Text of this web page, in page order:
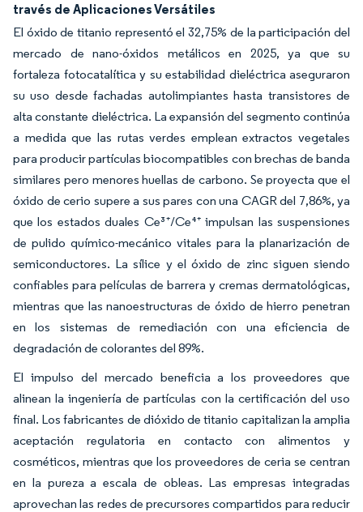
través de Aplicaciones Versátiles
El óxido de titanio representó el 32,75% de la participación del
mercado de nano-óxidos metálicos en 2025, ya que su
fortaleza fotocatalítica y su estabilidad dieléctrica aseguraron
su uso desde fachadas autolimpiantes hasta transistores de
alta constante dieléctrica. La expansión del segmento continúa
a medida que las rutas verdes emplean extractos vegetales
para producir partículas biocompatibles con brechas de banda
similares pero menores huellas de carbono. Se proyecta que el
óxido de cerio supere a sus pares con una CAGR del 7,86%, ya
que los estados duales Ce³⁺/Ce⁴⁺ impulsan las suspensiones
de pulido químico-mecánico vitales para la planarización de
semiconductores. La sílice y el óxido de zinc siguen siendo
confiables para películas de barrera y cremas dermatológicas,
mientras que las nanoestructuras de óxido de hierro penetran
en los sistemas de remediación con una eficiencia de
degradación de colorantes del 89%.
El impulso del mercado beneficia a los proveedores que
alinean la ingeniería de partículas con la certificación del uso
final. Los fabricantes de dióxido de titanio capitalizan la amplia
aceptación regulatoria en contacto con alimentos y
cosméticos, mientras que los proveedores de ceria se centran
en la pureza a escala de obleas. Las empresas integradas
aprovechan las redes de precursores compartidos para reducir